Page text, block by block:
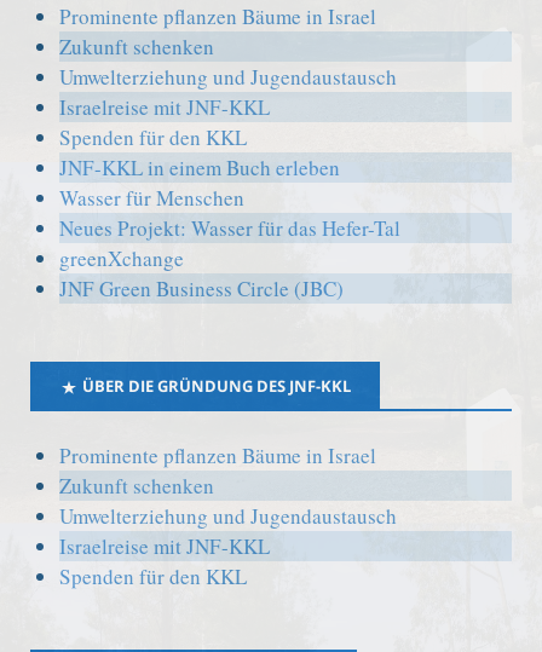
Prominente pflanzen Bäume in Israel
Zukunft schenken
Umwelterziehung und Jugendaustausch
Israelreise mit JNF-KKL
Spenden für den KKL
JNF-KKL in einem Buch erleben
Wasser für Menschen
Neues Projekt: Wasser für das Hefer-Tal
greenXchange
JNF Green Business Circle (JBC)
ÜBER DIE GRÜNDUNG DES JNF-KKL
Prominente pflanzen Bäume in Israel
Zukunft schenken
Umwelterziehung und Jugendaustausch
Israelreise mit JNF-KKL
Spenden für den KKL